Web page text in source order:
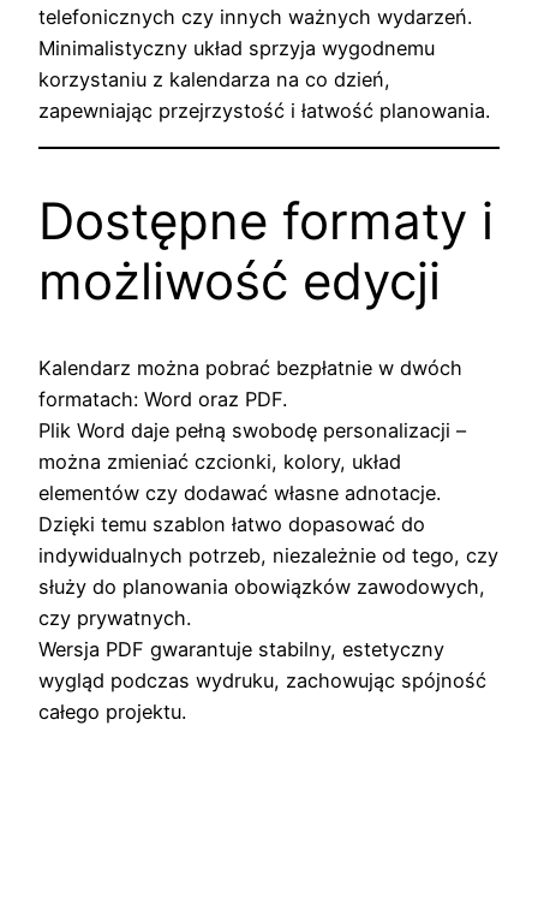
telefonicznych czy innych ważnych wydarzeń.
Minimalistyczny układ sprzyja wygodnemu
korzystaniu z kalendarza na co dzień,
zapewniając przejrzystość i łatwość planowania.
Dostępne formaty i
możliwość edycji
Kalendarz można pobrać bezpłatnie w dwóch
formatach: Word oraz PDF.
Plik Word daje pełną swobodę personalizacji –
można zmieniać czcionki, kolory, układ
elementów czy dodawać własne adnotacje.
Dzięki temu szablon łatwo dopasować do
indywidualnych potrzeb, niezależnie od tego, czy
służy do planowania obowiązków zawodowych,
czy prywatnych.
Wersja PDF gwarantuje stabilny, estetyczny
wygląd podczas wydruku, zachowując spójność
całego projektu.